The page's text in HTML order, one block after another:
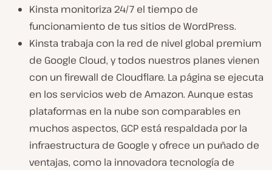
Kinsta monitoriza 24/7 el tiempo de
funcionamiento de tus sitios de WordPress.
Kinsta trabaja con la red de nivel global premium
de Google Cloud, y todos nuestros planes vienen
con un firewall de Cloudflare. La página se ejecuta
en los servicios web de Amazon. Aunque estas
plataformas en la nube son comparables en
muchos aspectos, GCP está respaldada por la
infraestructura de Google y ofrece un puñado de
ventajas, como la innovadora tecnología de